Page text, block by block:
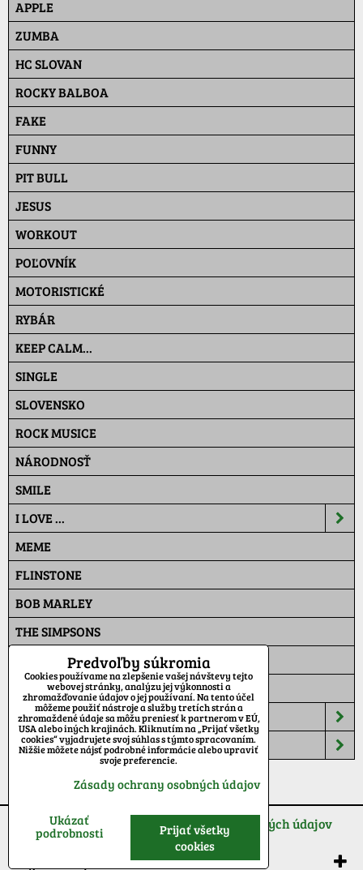
APPLE
ZUMBA
HC SLOVAN
ROCKY BALBOA
FAKE
FUNNY
PIT BULL
JESUS
WORKOUT
POĽOVNÍK
MOTORISTICKÉ
RYBÁR
KEEP CALM...
SINGLE
SLOVENSKO
ROCK MUSICE
NÁRODNOSŤ
SMILE
I LOVE ...
MEME
FLINSTONE
BOB MARLEY
THE SIMPSONS
PAT A MAT
MASKÁČ
ŠILTOVKY
TEPLÁKY
Predvoľby súkromia Zásady ochrany osobných údajov
Vytvorené pomocou:BiznisWeb.sk
Predvoľby súkromia
Cookies používame na zlepšenie vašej návštevy tejto
webovej stránky, analýzu jej výkonnosti a
zhromažďovanie údajov o jej používaní. Na tento účel
môžeme použiť nástroje a služby tretích strán a
zhromaždené údaje sa môžu preniesť k partnerom v EÚ,
USA alebo iných krajinách. Kliknutím na „Prijať všetky
cookies“ vyjadrujete svoj súhlas s týmto spracovaním.
Nižšie môžete nájsť podrobné informácie alebo upraviť
svoje preferencie.
Zásady ochrany osobných údajov
Ukázať
podrobnosti
Prijať všetky
cookies